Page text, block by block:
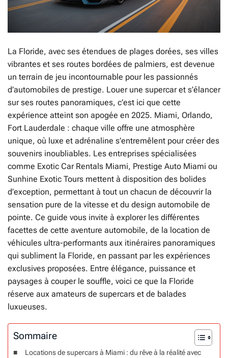
La Floride, avec ses étendues de plages dorées, ses villes
vibrantes et ses routes bordées de palmiers, est devenue
un terrain de jeu incontournable pour les passionnés
d’automobiles de prestige. Louer une supercar et s’élancer
sur ses routes panoramiques, c’est ici que cette
expérience atteint son apogée en 2025. Miami, Orlando,
Fort Lauderdale : chaque ville offre une atmosphère
unique, où luxe et adrénaline s’entremêlent pour créer des
souvenirs inoubliables. Les entreprises spécialisées
comme Exotic Car Rentals Miami, Prestige Auto Miami ou
Sunhine Exotic Tours mettent à disposition des bolides
d’exception, permettant à tout un chacun de découvrir la
sensation pure de la vitesse et du design automobile de
pointe. Ce guide vous invite à explorer les différentes
facettes de cette aventure automobile, de la location de
véhicules ultra-performants aux itinéraires panoramiques
qui subliment la Floride, en passant par les expériences
exclusives proposées. Entre élégance, puissance et
paysages à couper le souffle, voici ce que la Floride
réserve aux amateurs de supercars et de balades
luxueuses.
Sommaire
Locations de supercars à Miami : du rêve à la réalité avec